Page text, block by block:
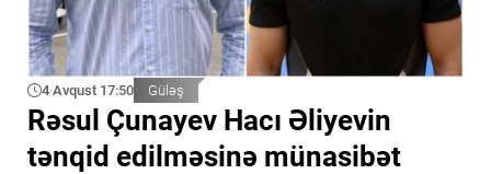
4 Avqust 17:50 Güləş
Rəsul Çunayev Hacı Əliyevin
tənqid edilməsinə münasibət